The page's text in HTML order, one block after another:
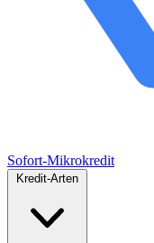
Sofort-Mikrokredit